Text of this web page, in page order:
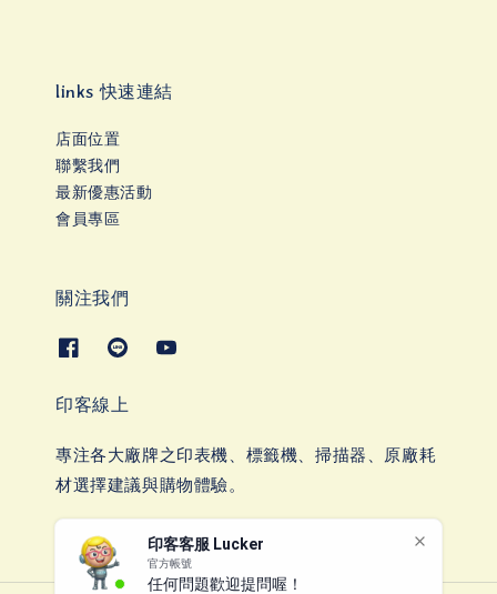
印客客服 Lucker
官方帳號
任何問題歡迎提問喔！
links 快速連結
店面位置
聯繫我們
最新優惠活動
會員專區
關注我們
印客線上
專注各大廠牌之印表機、標籤機、掃描器、原廠耗
材選擇建議與購物體驗。